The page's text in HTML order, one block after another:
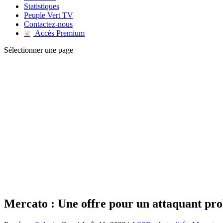
Statistiques
Peuple Vert TV
Contactez-nous
♛
Accès Premium
Sélectionner une page
Mercato : Une offre pour un attaquant